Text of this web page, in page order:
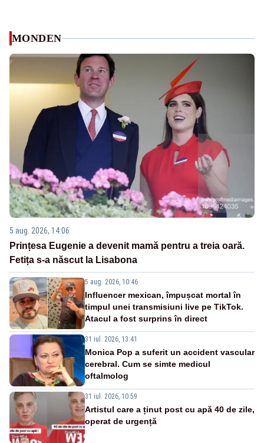
MONDEN
5 aug. 2026, 14:06
Prințesa Eugenie a devenit mamă pentru a treia oară.
Fetița s-a născut la Lisabona
5 aug. 2026, 10:46
Influencer mexican, împușcat mortal în
timpul unei transmisiuni live pe TikTok.
Atacul a fost surprins în direct
31 iul. 2026, 13:41
Monica Pop a suferit un accident vascular
cerebral. Cum se simte medicul
oftalmolog
31 iul. 2026, 10:59
Artistul care a ținut post cu apă 40 de zile,
operat de urgență